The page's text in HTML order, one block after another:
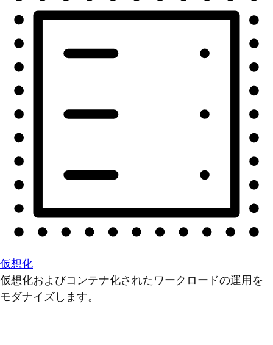
仮想化
仮想化およびコンテナ化されたワークロードの運用を
モダナイズします。